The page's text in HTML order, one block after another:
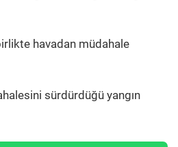
havadan müdahale
sürdürdüğü yangın